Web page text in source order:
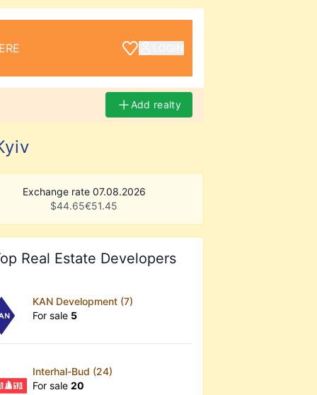
Add realty
Exchange rate 07.08.2026
$44.65€51.45
Real Estate Developers
KAN Development (7)
For sale 5
Interhal-Bud (24)
For sale20